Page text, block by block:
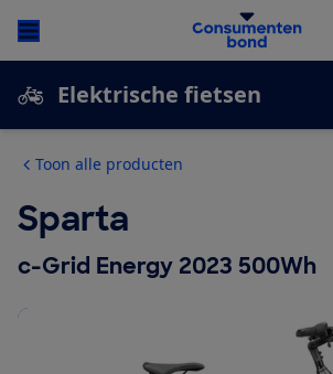
Elektrische fietsen
Toon alle producten
Sparta
c-Grid Energy 2023 500Wh